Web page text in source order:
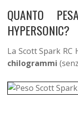
QUANTO
HYPERSONIC?
La Scott Spark
chilogrammi